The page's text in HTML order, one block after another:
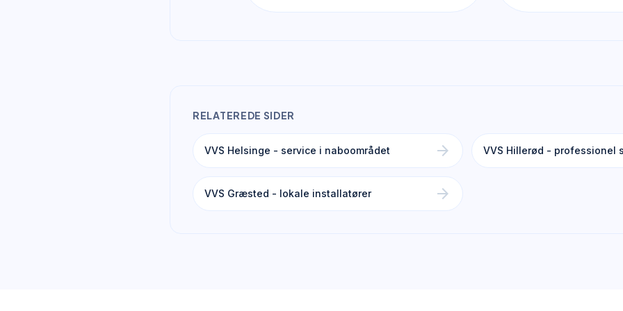
RELATEREDE SIDER
VVS Helsinge - service i naboområdet arrow_forward VVS Hillerød - professionel
VVS Græsted - lokale installatører arrow_forward